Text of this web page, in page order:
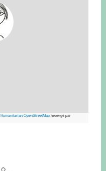
Humanitarian OpenStreetMaphébergé par